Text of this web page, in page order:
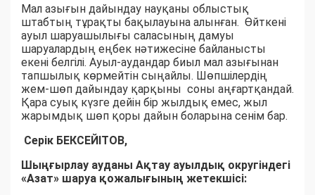
Мал азығын дайындау науқаны облыстық
штабтың тұрақты бақылауына алынған. Өйткені
ауыл шаруашылығы саласының дамуы
шаруалардың еңбек нәтижесіне байланысты
екені белгілі. Ауыл-аудандар биыл мал азығынан
тапшылық көрмейтін сыңайлы. Шөпшілердің
жем-шөп дайындау қарқыны соны аңғартқандай.
Қара суық күзге дейін бір жылдық емес, жыл
жарымдық шөп қоры дайын боларына сенім бар.
Серік БЕКСЕЙІТОВ,
Шыңғырлау ауданы Ақтау ауылдық округіндегі
«Азат» шаруа қожалығының жетекшісі: